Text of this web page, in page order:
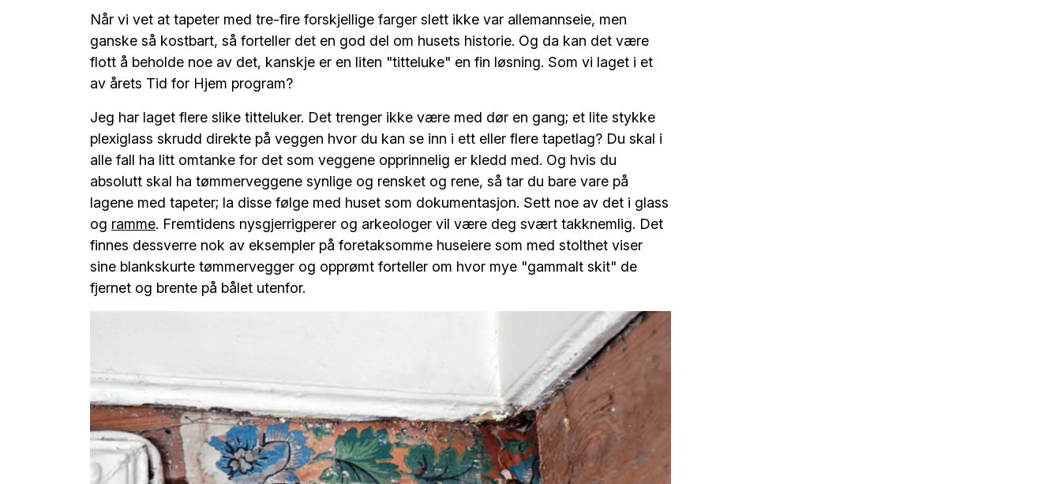
Når vi vet at tapeter med tre-fire forskjellige farger slett ikke var allemannseie, men
ganske så kostbart, så forteller det en god del om husets historie. Og da kan det være
flott å beholde noe av det, kanskje er en liten "titteluke" en fin løsning. Som vi laget i et
av årets Tid for Hjem program?
Jeg har laget flere slike titteluker. Det trenger ikke være med dør en gang; et lite stykke
plexiglass skrudd direkte på veggen hvor du kan se inn i ett eller flere tapetlag? Du skal i
alle fall ha litt omtanke for det som veggene opprinnelig er kledd med. Og hvis du
absolutt skal ha tømmerveggene synlige og rensket og rene, så tar du bare vare på
lagene med tapeter; la disse følge med huset som dokumentasjon. Sett noe av det i glass
og ramme. Fremtidens nysgjerrigperer og arkeologer vil være deg svært takknemlig. Det
finnes dessverre nok av eksempler på foretaksomme huseiere som med stolthet viser
sine blankskurte tømmervegger og opprømt forteller om hvor mye "gammalt skit" de
fjernet og brente på bålet utenfor.